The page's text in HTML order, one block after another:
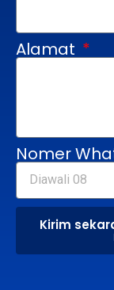
Alamat
Nomer
Kirim